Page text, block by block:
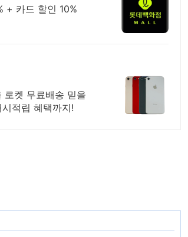
+ 카드 할인 10%
로켓 무료배송 믿을
적립 혜택까지!